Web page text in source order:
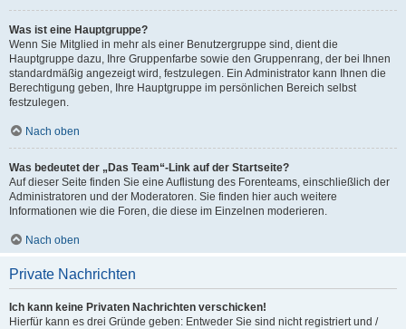
Was ist eine Hauptgruppe?
Wenn Sie Mitglied in mehr als einer Benutzergruppe sind, dient die
Hauptgruppe dazu, Ihre Gruppenfarbe sowie den Gruppenrang, der bei Ihnen
standardmäßig angezeigt wird, festzulegen. Ein Administrator kann Ihnen die
Berechtigung geben, Ihre Hauptgruppe im persönlichen Bereich selbst
festzulegen.
Nach oben
Was bedeutet der „Das Team“-Link auf der Startseite?
Auf dieser Seite finden Sie eine Auflistung des Forenteams, einschließlich der
Administratoren und der Moderatoren. Sie finden hier auch weitere
Informationen wie die Foren, die diese im Einzelnen moderieren.
Nach oben
Private Nachrichten
Ich kann keine Privaten Nachrichten verschicken!
Hierfür kann es drei Gründe geben: Entweder Sie sind nicht registriert und /